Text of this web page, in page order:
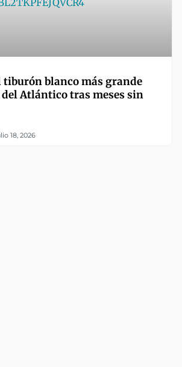
tiburón blanco más grande
Atlántico tras meses sin
18, 2026